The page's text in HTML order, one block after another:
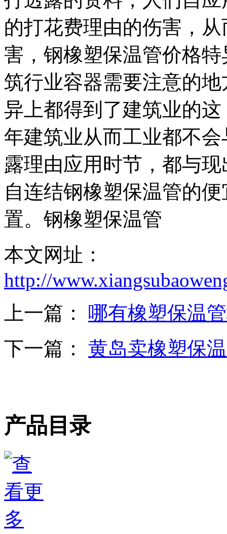
的打花费理由的伤害，
害，钢橡塑保温管价格
筑行业容器需要注意的
异上都得到了建筑业的
年建筑业从而工业都不
露理由应用时节，都与
自连结钢橡塑保温管的
置。钢橡塑保温管
本文网址：
http://
上一篇： 哪有橡塑保温
下一篇： 黄岛卖橡塑保
产品目录